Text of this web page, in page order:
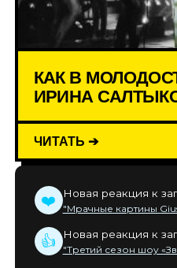
КАК В
ИРИНА
ЧИТАТЬ ➔
❤️ Новая реакция к
"Мрачные картины
👍 Новая реакция к
"Третий сезон шоу